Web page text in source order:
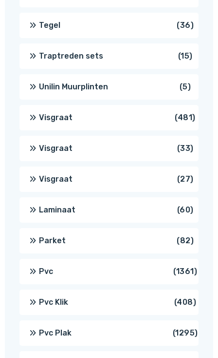
Tegel 3636
Traptreden sets 1515
Unilin Muurplinten 55
Visgraat 481481
Visgraat 3333
Visgraat 2727
Laminaat 6060
Parket 8282
Pvc 13611361
Pvc Klik 408408
Pvc Plak 12951295